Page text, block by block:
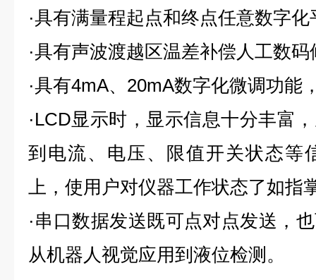
·具有满量程起点和终点任意数字
·具有声波渡越区温差补偿人工数
·具有4mA、 20mA数字化微调功能
·LCD显示时，显示信息十分丰富
到电流、电压、限值开关状态等
上，使用户对仪器工作状态了如指
·串口数据发送既可点对点发送，
从机器人视觉应用到液位检测。